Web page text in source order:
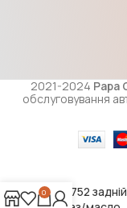
2021-2024 Papa
обслуговування
2752 задній
0